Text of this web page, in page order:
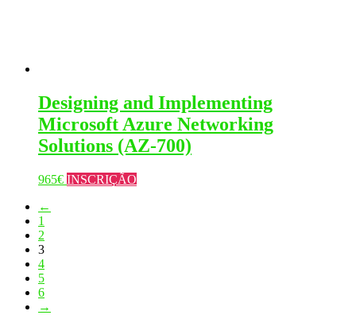
Designing and Implementing
Microsoft Azure Networking
Solutions (AZ-700)
965€ INSCRIÇÃO
←
1
2
3
4
5
6
→